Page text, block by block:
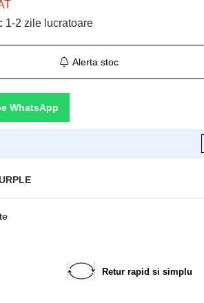
1-2 zile lucratoare
Alerta stoc
WhatsApp
Retur rapid si simplu